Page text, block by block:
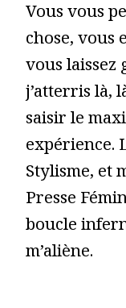
Vous vous
chose, vous
vous
j’atterris là,
saisir le
expérience.
Stylisme, et
Presse
boucle
m’aliène.